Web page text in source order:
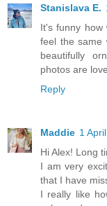
Stanislava E.
It's funny how
feel the same
beautifully
photos are
Reply
Maddie 1
Hi Alex! Long
I am very
that I have
I really like